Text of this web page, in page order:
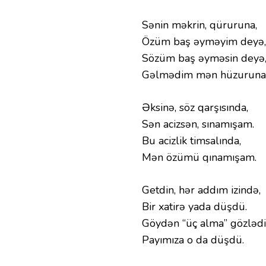
Sənin məkrin, qüruruna,
Özüm baş əyməyim deyə,
Sözüm baş əyməsin deyə,
Gəlmədim mən
Əksinə, söz qarşısında,
Sən acizsən, sınamışam.
Bu acizlik timsalında,
Mən özümü qınamışam.
Getdin, hər addım izində,
Bir xatirə yada düşdü.
Göydən “üç alma”
Payımıza o da düşdü.